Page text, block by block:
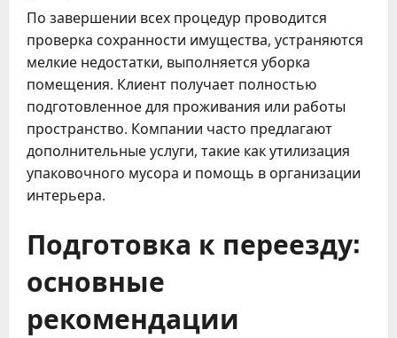
По завершении всех процедур проводится
проверка сохранности имущества, устраняются
мелкие недостатки, выполняется уборка
помещения. Клиент получает полностью
подготовленное для проживания или работы
пространство. Компании часто предлагают
дополнительные услуги, такие как утилизация
упаковочного мусора и помощь в организации
интерьера.
Подготовка к переезду:
основные
рекомендации